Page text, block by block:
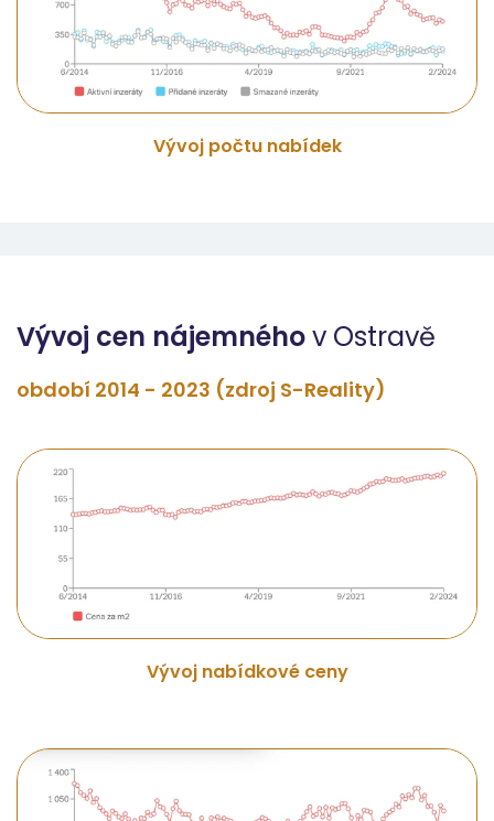
Vývoj počtu nabídek
Vývoj cen nájemnéhov Ostravě
období 2014 - 2023 (zdroj S-Reality)
Vývoj nabídkové ceny